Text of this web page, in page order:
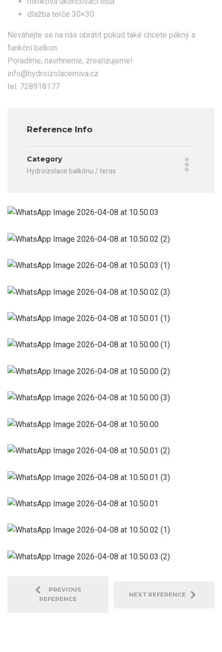
dlažba terče 30×30
Neváhejte se na nás obrátit pokud také chcete pěkný a
funkční balkon.
Poradíme, navrhneme, zrealizujeme!
info@hydroizolacemiva.cz
tel. 728918177
Reference Info
Category
Hydroizolace balkónu / teras
PREVIOUS
REFERENCE
NEXT REFERENCE